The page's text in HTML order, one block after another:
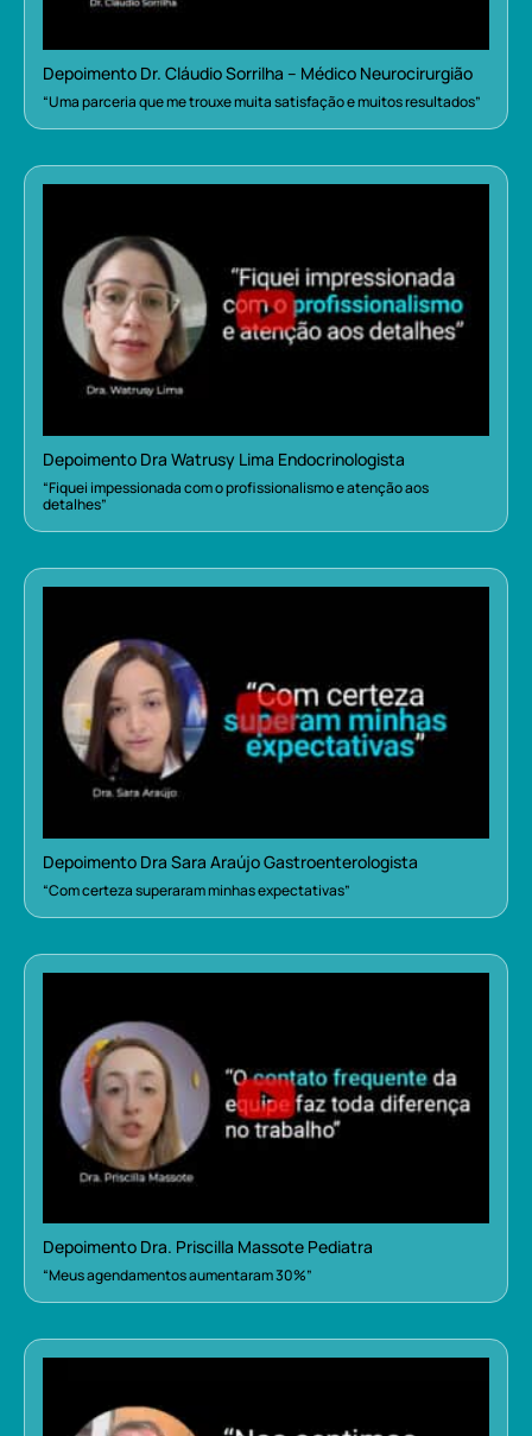
Depoimento Dr. Cláudio Sorrilha – Médico Neurocirurgião
“Uma parceria que me trouxe muita satisfação e muitos resultados”
Depoimento Dra Watrusy Lima Endocrinologista
“Fiquei impessionada com o profissionalismo e atenção aos
detalhes”
Depoimento Dra Sara Araújo Gastroenterologista
“Com certeza superaram minhas expectativas”
Depoimento Dra. Priscilla Massote Pediatra
“Meus agendamentos aumentaram 30%”